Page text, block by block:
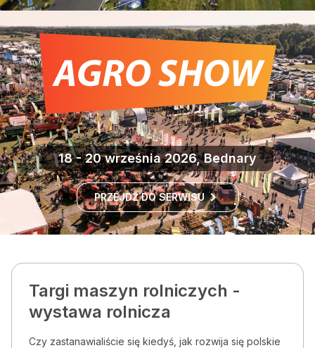
18 - 20 września 2026, Bednary
PRZEJDŹ DO SERWISU
Targi maszyn rolniczych -
wystawa rolnicza
Czy zastanawialiście się kiedyś, jak rozwija się polskie